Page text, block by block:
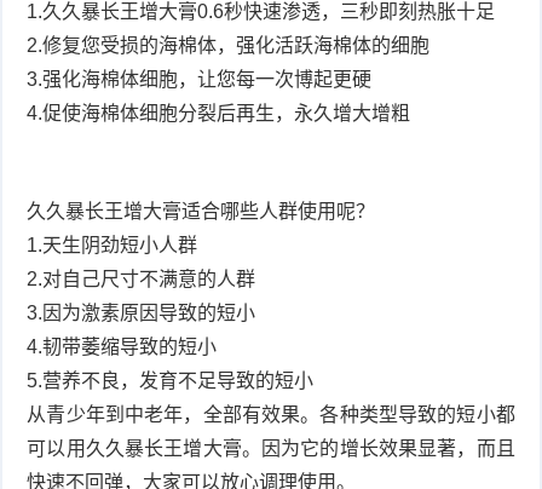
1.久久暴长王增大膏0.6秒快速渗透，三秒即刻热胀十足
2.修复您受损的海棉体，强化活跃海棉体的细胞
3.强化海棉体细胞，让您每一次博起更硬
4.促使海棉体细胞分裂后再生，永久增大增粗
久久暴长王增大膏适合哪些人群使用呢？
1.天生阴劲短小人群
2.对自己尺寸不满意的人群
3.因为激素原因导致的短小
4.韧带萎缩导致的短小
5.营养不良，发育不足导致的短小
从青少年到中老年，全部有效果。各种类型导致的短小都
可以用久久暴长王增大膏。因为它的增长效果显著，而且
快速不回弹，大家可以放心调理使用。